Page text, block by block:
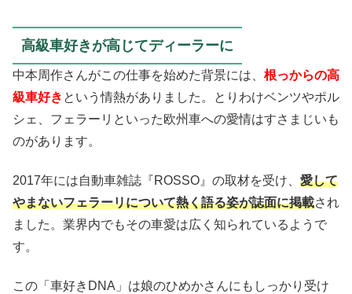
高級車好きが高じてディーラーに
中本周作さんがこの仕事を始めた背景には、 根っからの高
級車好き という情熱がありました。とりわけベンツやポル
シェ、フェラーリといった欧州車への愛情はすさまじいも
のがあります。
2017年には自動車雑誌『ROSSO』の取材を受け、 愛して
やまないフェラーリについて熱く語る姿が誌面に掲載され
ました。業界内でもその車愛は広く知られているようで
す。
この「車好きDNA」は娘のひめかさんにもしっかり受け